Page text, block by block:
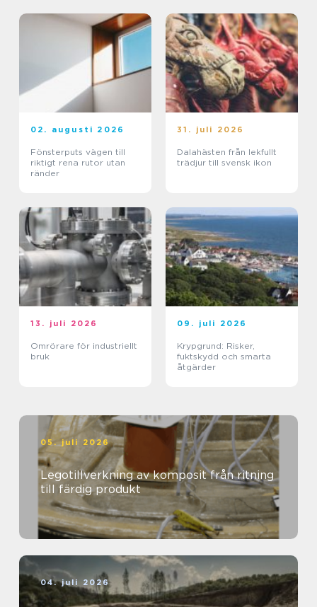
02. augusti 2026
Fönsterputs vägen till
riktigt rena rutor utan
ränder
31. juli 2026
Dalahästen från lekfullt
trädjur till svensk ikon
13. juli 2026
Omrörare för industriellt
bruk
09. juli 2026
Krypgrund: Risker,
fuktskydd och smarta
åtgärder
05. juli 2026
Legotillverkning av komposit från ritning
till färdig produkt
04. juli 2026